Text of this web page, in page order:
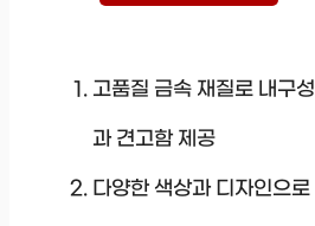
고품질 금속 재질로 내구성
과 견고함 제공
다양한 색상과 디자인으로